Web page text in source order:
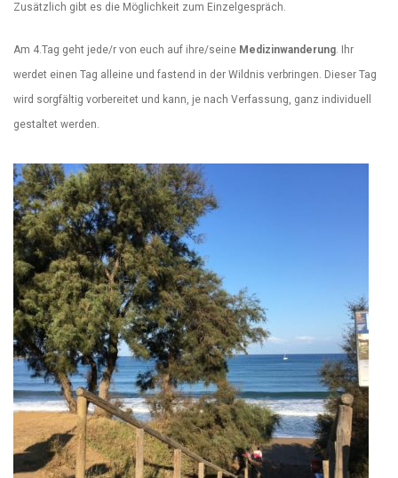
Zusätzlich gibt es die Möglichkeit zum Einzelgespräch.
Am 4.Tag geht jede/r von euch auf ihre/seine Medizinwanderung. Ihr
werdet einen Tag alleine und fastend in der Wildnis verbringen. Dieser Tag
wird sorgfältig vorbereitet und kann, je nach Verfassung, ganz individuell
gestaltet werden.